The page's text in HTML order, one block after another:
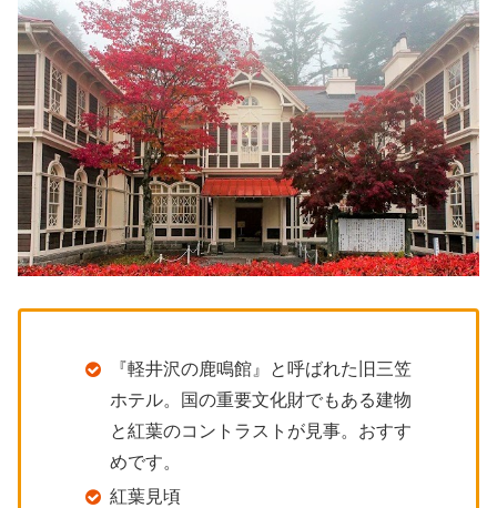
『軽井沢の鹿鳴館』と呼ばれた旧三笠
ホテル。国の重要文化財でもある建物
と紅葉のコントラストが見事。おすす
めです。
紅葉見頃